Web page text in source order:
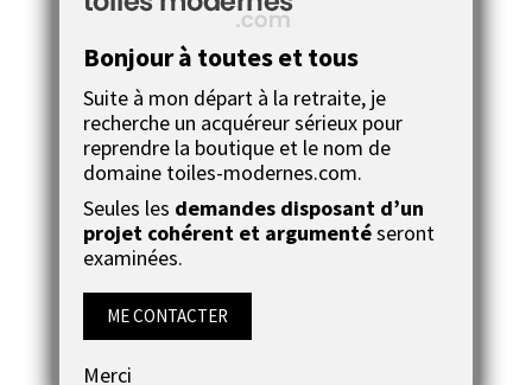
Toile moderne bleue : Spectacle féerique
Bonjour à toutes et tous
Suite à mon départ à la retraite, je
recherche un acquéreur sérieux pour
reprendre la boutique et le nom de
domaine toiles-modernes.com.
Seules les demandes disposant d’un
projet cohérent et argumentéseront
examinées.
ME CONTACTER
Merci